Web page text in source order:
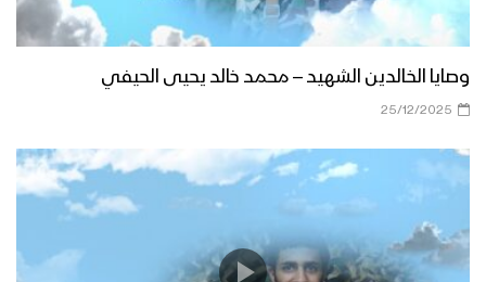
وصايا الخالدين الشهيد – محمد خالد يحيى الحيفي
25/12/2025